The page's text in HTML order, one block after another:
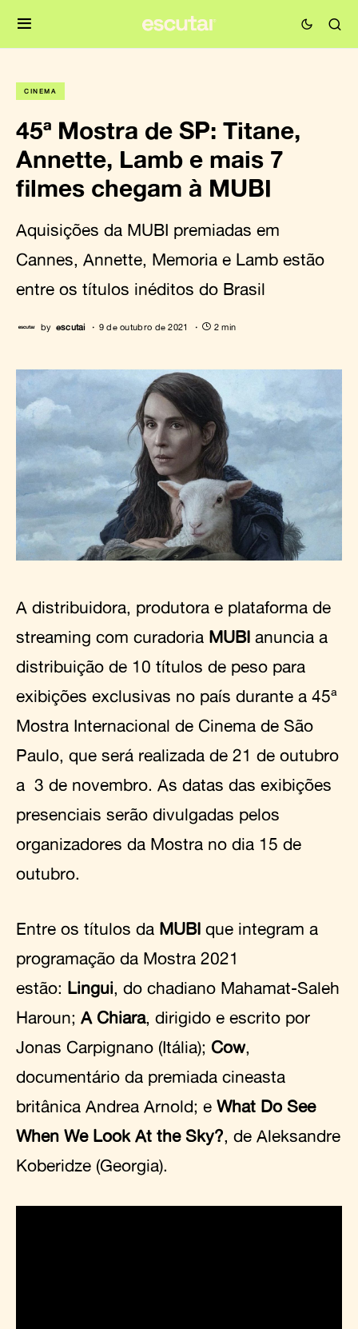
CINEMA
45ª Mostra de SP: Titane,
Annette, Lamb e mais 7
filmes chegam à MUBI
Aquisições da MUBI premiadas em
Cannes, Annette, Memoria e Lamb estão
entre os títulos inéditos do Brasil
by escutai 9 de outubro de 2021 2 min
A distribuidora, produtora e plataforma de
streaming com curadoria MUBI anuncia a
distribuição de 10 títulos de peso para
exibições exclusivas no país durante a 45ª
Mostra Internacional de Cinema de São
Paulo, que será realizada de 21 de outubro
a 3 de novembro. As datas das exibições
presenciais serão divulgadas pelos
organizadores da Mostra no dia 15 de
outubro.
Entre os títulos da MUBI que integram a
programação da Mostra 2021
estão: Lingui, do chadiano Mahamat-Saleh
Haroun; A Chiara, dirigido e escrito por
Jonas Carpignano (Itália); Cow,
documentário da premiada cineasta
britânica Andrea Arnold; e What Do See
When We Look At the Sky?, de Aleksandre
Koberidze (Georgia).